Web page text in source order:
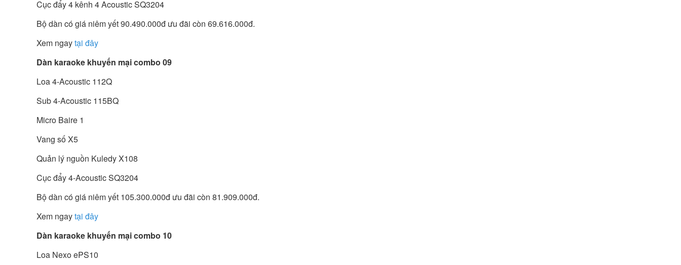
Cục đẩy 4 kênh 4 Acoustic SQ3204
Bộ dàn có giá niêm yết 90.490.000đ ưu đãi còn 69.616.000đ.
Xem ngaytại đây
Dàn karaoke khuyến mại combo 09
Loa 4-Acoustic 112Q
Sub 4-Acoustic 115BQ
Micro Baire 1
Vang số X5
Quản lý nguồn Kuledy X108
Cục đẩy 4-Acoustic SQ3204
Bộ dàn có giá niêm yết 105.300.000đ ưu đãi còn 81.909.000đ.
Xem ngaytại đây
Dàn karaoke khuyến mại combo 10
Loa Nexo ePS10